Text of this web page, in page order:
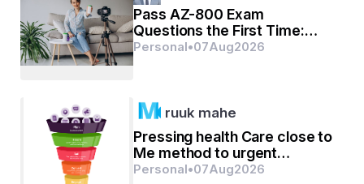
Pass AZ-800 Exam
Questions the First Time:
Here's Your Real Game Plan
Personal•07Aug2026
ruuk mahe
Pressing health Care close to
Me method to urgent
scientific goals
Personal•07Aug2026